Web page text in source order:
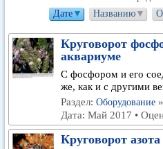
Дате▼ Названию▼
Круговорот
аквариуме
С фосфором и его
же, как и с другими
Раздел: Оборудование »
Дата: Май 2017 •
Круговорот